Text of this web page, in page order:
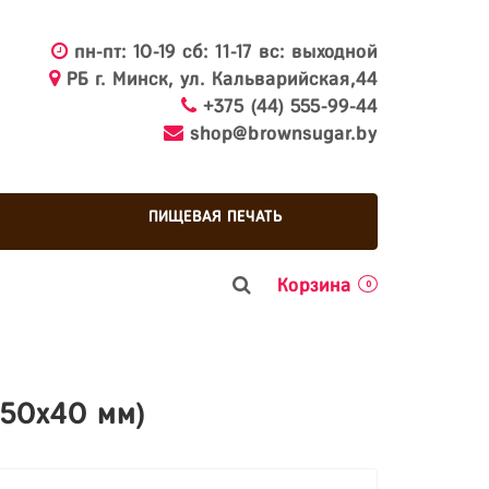
пн-пт: 10-19 сб: 11-17 вс: выходной
РБ г. Минск, ул. Кальварийская,44
+375 (44) 555-99-44
shop@brownsugar.by
ПИЩЕВАЯ ПЕЧАТЬ
Корзина 0
мм)